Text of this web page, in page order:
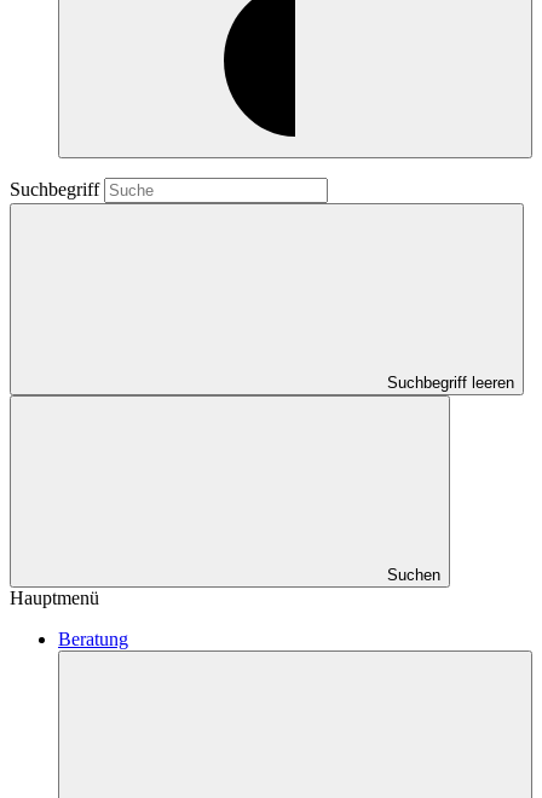
Suchbegriff
Suchbegriff leeren
Suchen
Hauptmenü
Beratung